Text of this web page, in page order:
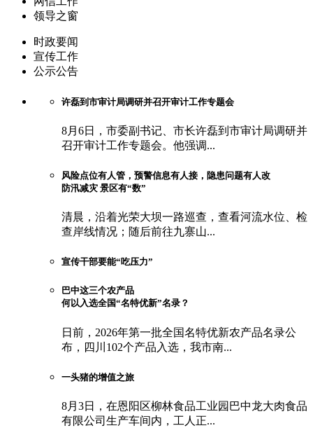
领导之窗
时政要闻
宣传工作
公示公告
许磊到市审计局调研并召开审计工作专题会
8月6日，市委副书记、市长许磊到市审计局调研并
召开审计工作专题会。他强调...
风险点位有人管，预警信息有人接，隐患问题有人改
防汛减灾 景区有“数”
清晨，沿着光荣大坝一路巡查，查看河流水位、检
查岸线情况；随后前往九寨山...
宣传干部要能“吃压力”
巴中这三个农产品
何以入选全国“名特优新”名录？
日前，2026年第一批全国名特优新农产品名录公
布，四川102个产品入选，我市南...
一头猪的增值之旅
8月3日，在恩阳区柳林食品工业园巴中龙大肉食品
有限公司生产车间内，工人正...